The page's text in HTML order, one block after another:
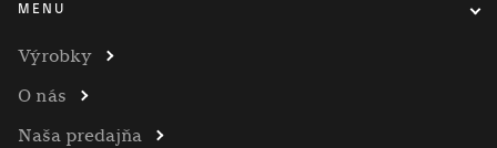
MENU
Výrobky
O nás
Naša predajňa